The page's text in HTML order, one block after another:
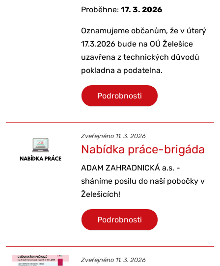
Proběhne:17. 3. 2026
Oznamujeme občanům, že v úterý
17.3.2026 bude na OÚ Želešice
uzavřena z technických důvodů
pokladna a podatelna.
Podrobnosti
Zveřejněno 11. 3. 2026
Nabídka práce-brigáda
ADAM ZAHRADNICKÁ a.s. -
sháníme posilu do naší pobočky v
Želešicích!
Podrobnosti
Zveřejněno 11. 3. 2026